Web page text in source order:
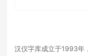
汉仪字库成立于1993年